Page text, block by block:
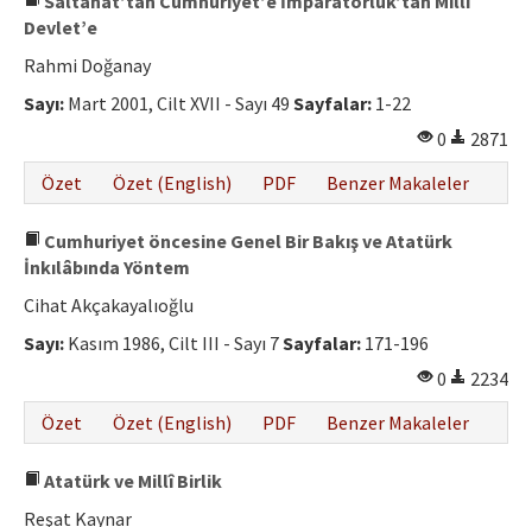
Devlet’e
Rahmi Doğanay
Sayı: Mart 2001, Cilt XVII - Sayı 49 Sayfalar: 1-22
0
2871
Özet
Özet (English) PDF Benzer Makaleler
Cumhuriyet öncesine Genel Bir Bakış ve Atatürk
İnkılâbında Yöntem
Cihat Akçakayalıoğlu
Sayı: Kasım 1986, Cilt III - Sayı 7Sayfalar: 171-196
0
2234
Özet
Özet (English) PDF Benzer Makaleler
Atatürk ve Millî Birlik
Reşat Kaynar